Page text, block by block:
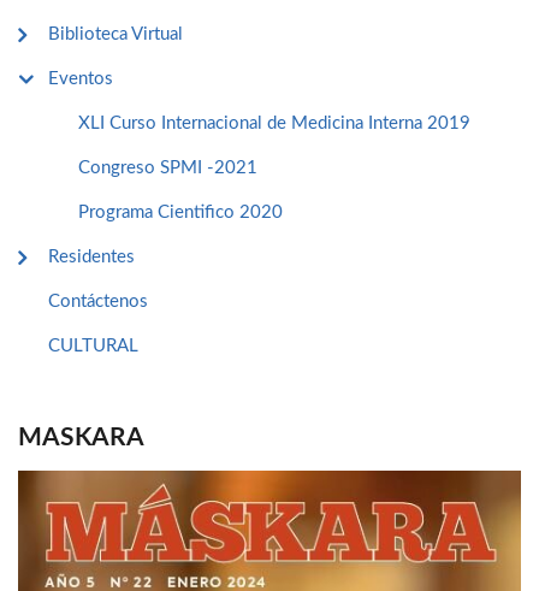
Biblioteca Virtual
Eventos
XLI Curso Internacional de Medicina Interna 2019
Congreso SPMI -2021
Programa Cientifico 2020
Residentes
Contáctenos
CULTURAL
MASKARA